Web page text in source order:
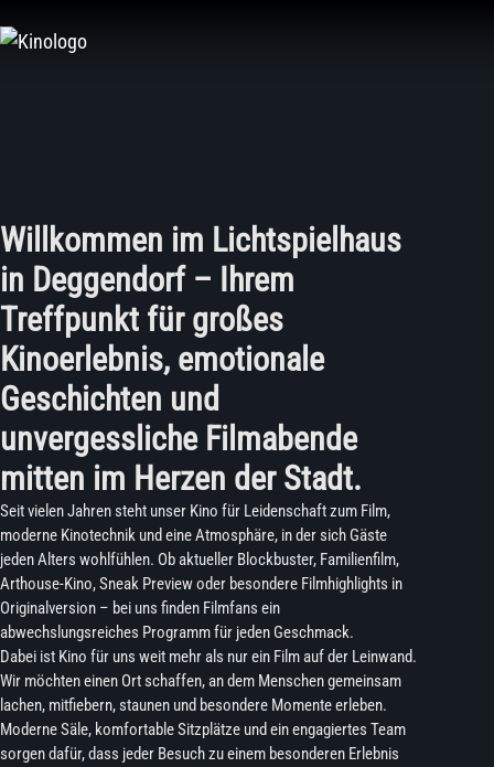
Inhalt
Willkommen im Lichtspielhaus
in Deggendorf – Ihrem
Treffpunkt für großes
Kinoerlebnis, emotionale
Geschichten und
unvergessliche Filmabende
mitten im Herzen der Stadt.
Seit vielen Jahren steht unser Kino für Leidenschaft zum Film,
moderne Kinotechnik und eine Atmosphäre, in der sich Gäste
jeden Alters wohlfühlen. Ob aktueller Blockbuster, Familienfilm,
Arthouse-Kino, Sneak Preview oder besondere Filmhighlights in
Originalversion – bei uns finden Filmfans ein
abwechslungsreiches Programm für jeden Geschmack.
Dabei ist Kino für uns weit mehr als nur ein Film auf der Leinwand.
Wir möchten einen Ort schaffen, an dem Menschen gemeinsam
lachen, mitfiebern, staunen und besondere Momente erleben.
Moderne Säle, komfortable Sitzplätze und ein engagiertes Team
sorgen dafür, dass jeder Besuch zu einem besonderen Erlebnis